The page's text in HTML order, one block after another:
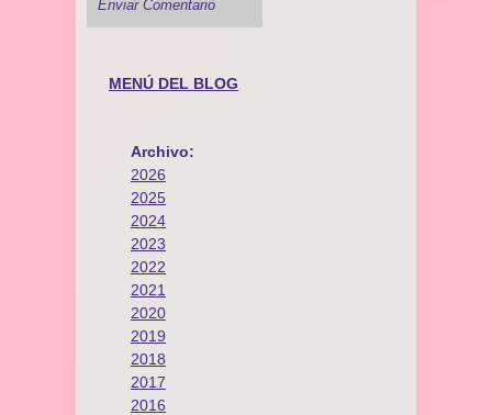
MENÚ DEL BLOG
Archivo:
2026
2025
2024
2023
2022
2021
2020
2019
2018
2017
2016